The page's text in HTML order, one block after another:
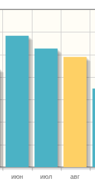
июн июл авг